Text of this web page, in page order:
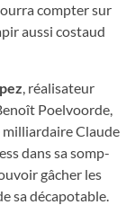
compter sur
aus­si costaud
, réalisateur
Poelvoorde,
milliardaire Claude
dans sa somp­
gâcher les
sa décapotable.